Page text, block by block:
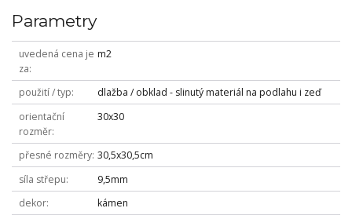
Parametry
uvedená cena je
za
m2
použití / typ
dlažba / obklad - slinutý materiál na podlahu i zeď
orientační
rozměr
30x30
přesné rozměry 30,5x30,5cm
síla střepu
9,5mm
dekor
kámen